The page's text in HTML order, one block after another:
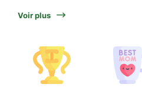
Voir plus